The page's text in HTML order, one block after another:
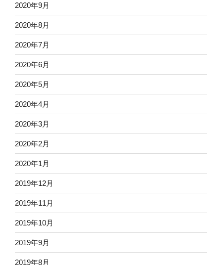
2020年9月
2020年8月
2020年7月
2020年6月
2020年5月
2020年4月
2020年3月
2020年2月
2020年1月
2019年12月
2019年11月
2019年10月
2019年9月
2019年8月